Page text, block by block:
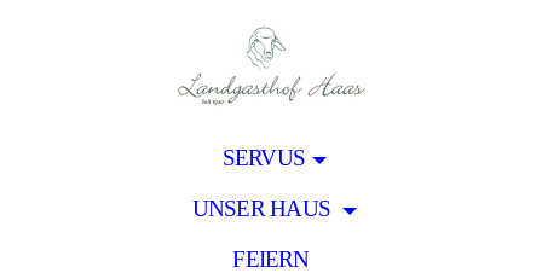
SERVUS
UNSER HAUS
FEIERN